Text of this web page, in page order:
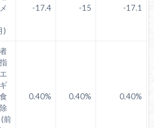
)
-17.4 -15 -17.1
(前
0.40% 0.40% 0.40%